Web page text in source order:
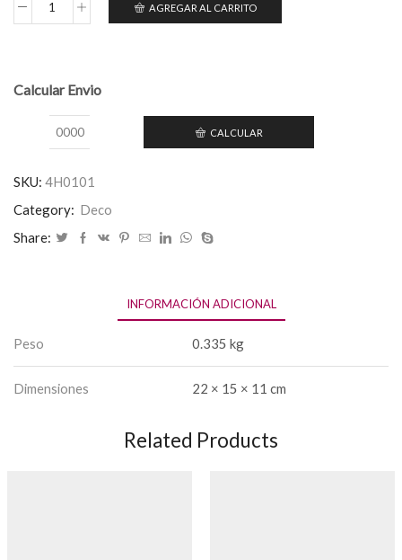
Hornito
AGREGAR AL CARRITO
Calcular Envio
Calcular
CALCULAR
SKU: 4H0101
Category: Deco
Share:
INFORMACIÓN ADICIONAL
Peso 0.335 kg
Dimensiones 22 × 15 × 11 cm
Related Products